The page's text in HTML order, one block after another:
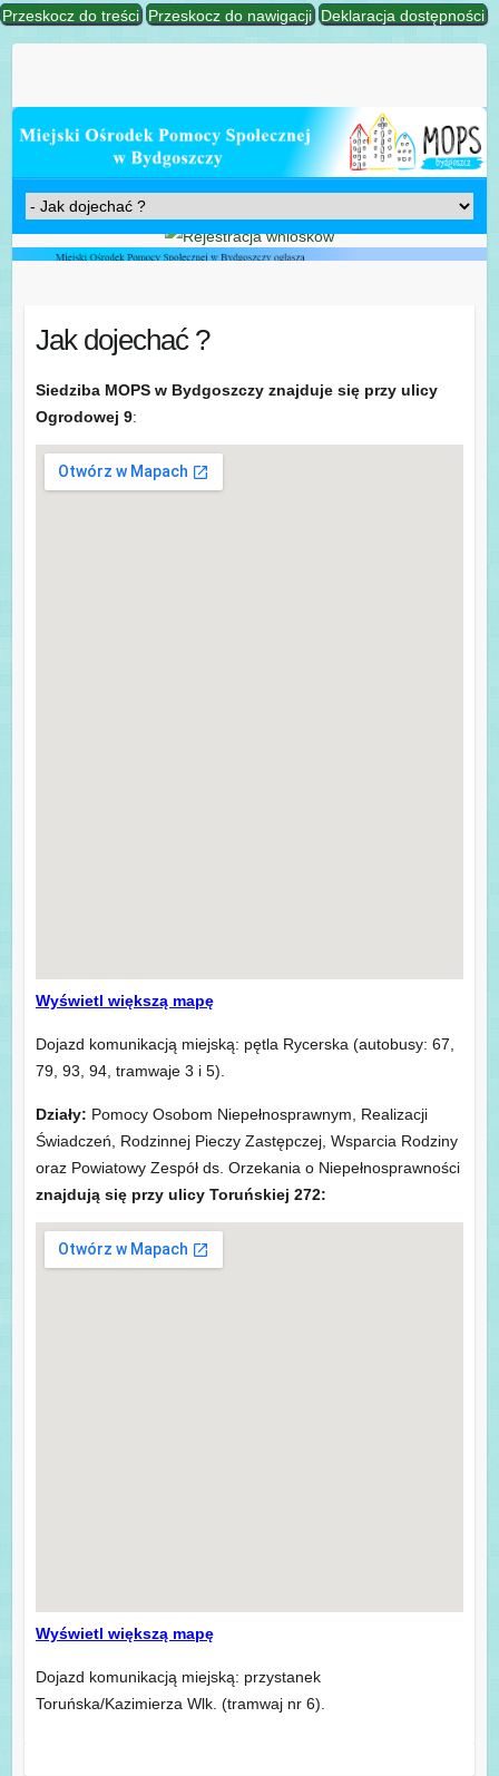
Przeskocz do treści Przeskocz do nawigacji Deklaracja dostępności
Jak dojechać ?
Siedziba MOPS w Bydgoszczy znajduje się przy ulicy
Ogrodowej 9:
Wyświetl większą mapę
Dojazd komunikacją miejską: pętla Rycerska (autobusy: 67,
79, 93, 94, tramwaje 3 i 5).
Działy: Pomocy Osobom Niepełnosprawnym, Realizacji
Świadczeń, Rodzinnej Pieczy Zastępczej, Wsparcia Rodziny
oraz Powiatowy Zespół ds. Orzekania o Niepełnosprawności
znajdują się przy ulicy Toruńskiej 272:
Wyświetl większą mapę
Dojazd komunikacją miejską: przystanek
Toruńska/Kazimierza Wlk. (tramwaj nr 6).